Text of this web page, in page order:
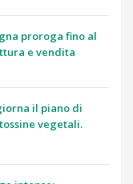
proroga fino al
e vendita
il piano di
vegetali.